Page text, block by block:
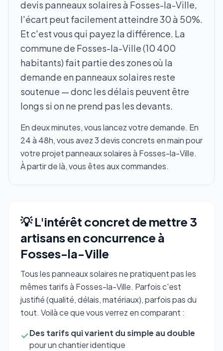
devis panneaux solaires à Fosses-la-Ville,
l'écart peut facilement atteindre 30 à 50%.
Et c'est vous qui payez la différence. La
commune de Fosses-la-Ville (10 400
habitants) fait partie des zones où la
demande en panneaux solaires reste
soutenue — donc les délais peuvent être
longs si on ne prend pas les devants.
En deux minutes, vous lancez votre demande. En
24 à 48h, vous avez 3 devis concrets en main pour
votre projet panneaux solaires à Fosses-la-Ville.
À partir de là, vous êtes aux commandes.
💡 L'intérêt concret de mettre 3
artisans en concurrence à
Fosses-la-Ville
Tous les panneaux solaires ne pratiquent pas les
mêmes tarifs à Fosses-la-Ville. Parfois c'est
justifié (qualité, délais, matériaux), parfois pas du
tout. Voilà ce que vous verrez en comparant :
✓Des tarifs qui varient du simple au double
pour un chantier identique